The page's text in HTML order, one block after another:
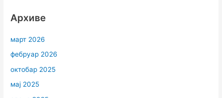
Архиве
март 2026
фебруар 2026
октобар 2025
мај 2025